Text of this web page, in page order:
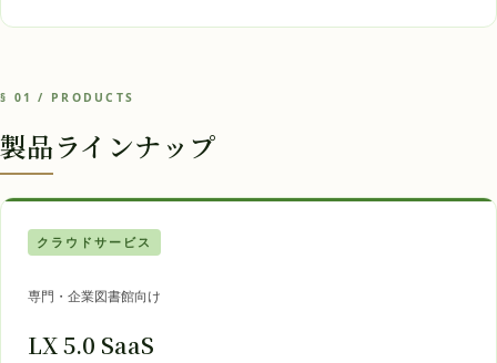
§ 01 / PRODUCTS
製品ラインナップ
クラウドサービス
専門・企業図書館向け
LX 5.0 SaaS